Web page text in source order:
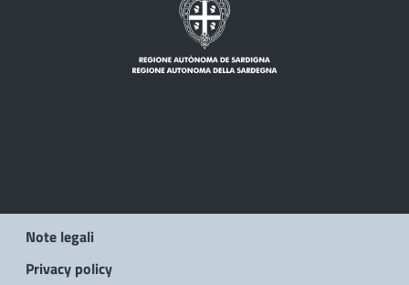
Note legali
Privacy policy